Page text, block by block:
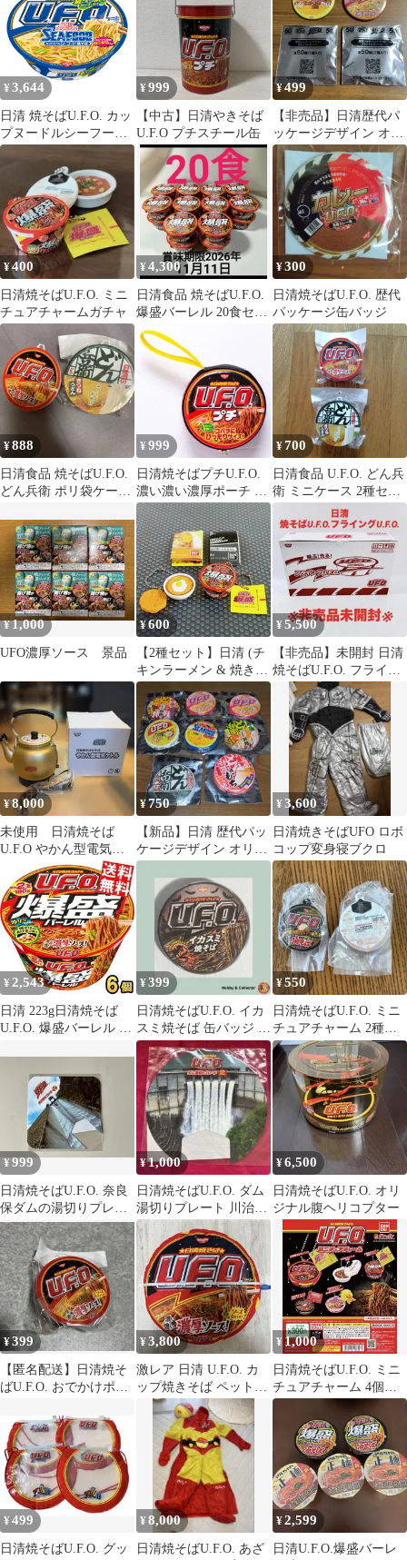
¥ 3,644
日清 焼そばU.F.O. カッ
プヌードルシーフード
焼そば 12個
¥999
【中古】日清やきそば
U.F.O プチスチール缶
¥499
【非売品】日清歴代パ
ッケージデザイン オリ
ジナル缶バッジ 2点セ
ット
¥400
日清焼そばU.F.O. ミニ
チュアチャームガチャ
¥4,300
日清食品 焼そばU.F.O.
爆盛バーレル 20食セッ
ト
¥300
日清焼そばU.F.O. 歴代
パッケージ缶バッジ
¥888
日清食品 焼そばU.F.O.
どん兵衛 ポリ袋ケース
¥999
日清焼そばプチU.F.O.
濃い濃い濃厚ポーチ 円
盤型ポーチ マルチケー
ス
¥700
日清食品 U.F.O. どん兵
衛 ミニケース 2種セッ
¥1,000
UFO濃厚ソース 景品
¥600
【2種セット】日清 (チ
キンラーメン & 焼きそ
ばU.F.O) / BANDAI
¥5,500
【非売品】未開封 日清
焼そばU.F.O. フライン
グU.F.O. ノベルティ
¥8,000
未使用 日清焼そば
U.F.O やかん型電気ケ
トル 懸賞品 非売品
¥750
【新品】日清 歴代パッ
ケージデザイン オリジ
ナル缶バッジ 8個セッ
¥3,600
日清焼きそばUFO ロボ
コップ変身寝ブクロ
¥ 2,543
日清 223g日清焼そば
U.F.O. 爆盛バーレル 6
¥399
日清焼そばU.F.O. イカ
スミ焼そば 缶バッジ (
#16270 )
¥550
日清焼そばU.F.O. ミニ
チュアチャーム 2種セ
ット
¥999
日清焼そばU.F.O. 奈良
保ダムの湯切りプレー
ト
¥1,000
日清焼そばU.F.O. ダム
湯切りプレート 川治ダ
ム
¥6,500
日清焼そばU.F.O. オリ
ジナル腹ヘリコプター
¥399
【匿名配送】日清焼そ
ばU.F.O. おでかけポリ
¥3,800
激レア 日清 U.F.O. カ
ップ焼きそば ペットベ
ッド クッション 懸賞当
¥1,000
日清焼そばU.F.O. ミニ
チュアチャーム 4個セ
ット
¥499
日清焼そばU.F.O. グッ
¥8,000
日清焼そばU.F.O. あざ
¥2,599
日清U.F.O.爆盛バーレ